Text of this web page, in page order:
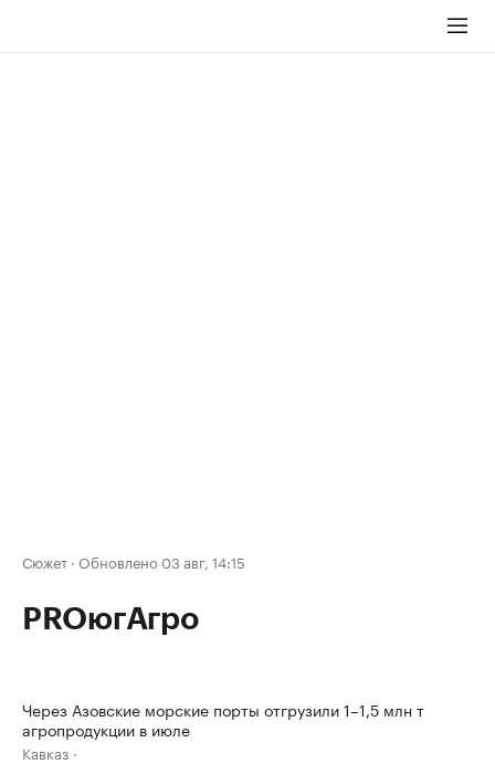
Сюжет · Обновлено 03 авг, 14:15
PROюгАгро
Через Азовские морские порты отгрузили 1–1,5 млн т
агропродукции в июле
Кавказ